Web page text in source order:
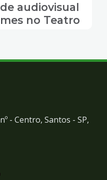
audiovisual
no Teatro
- Centro, Santos - SP,